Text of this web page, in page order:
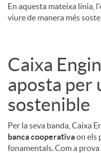
En aquesta mateixa línia,
viure de manera més
Caixa
aposta per
sostenible
Per la seva banda, Caixa
banca cooperativaon els
fonamentals. Com a